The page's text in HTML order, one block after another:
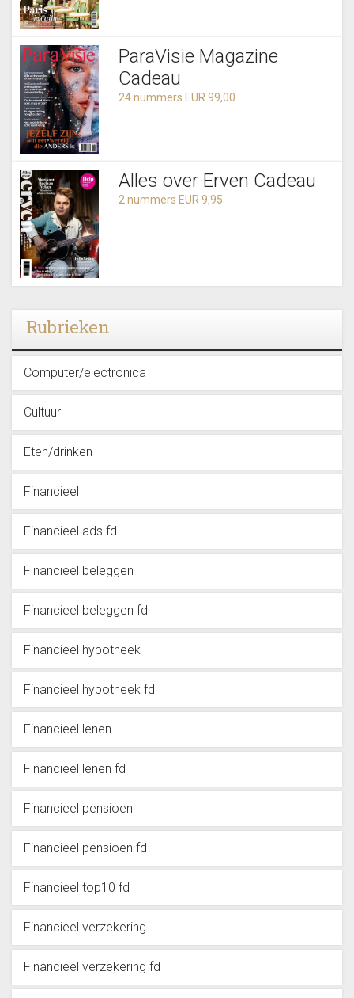
ParaVisie Magazine
Cadeau
24 nummers EUR 99,00
Alles over Erven Cadeau
2 nummers EUR 9,95
Rubrieken
Computer/electronica
Cultuur
Eten/drinken
Financieel
Financieel ads fd
Financieel beleggen
Financieel beleggen fd
Financieel hypotheek
Financieel hypotheek fd
Financieel lenen
Financieel lenen fd
Financieel pensioen
Financieel pensioen fd
Financieel top10 fd
Financieel verzekering
Financieel verzekering fd